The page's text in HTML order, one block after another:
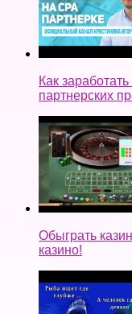
Как
партнерских
Обыграть
казино!